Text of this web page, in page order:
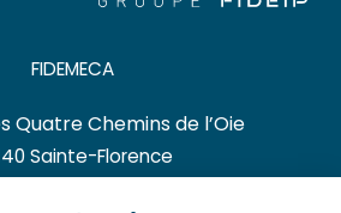
FIDEMECA
Quatre Chemins de l’Oie
Sainte-Florence